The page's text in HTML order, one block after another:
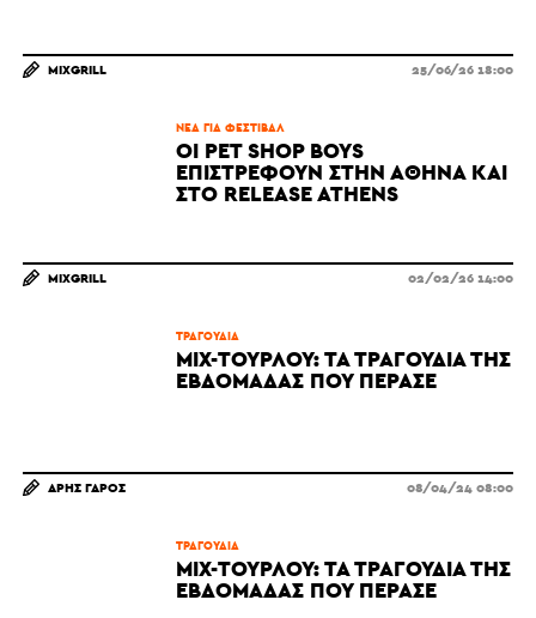
MIXGRILL 25/06/26 18:00
ΝΈΑ ΓΙΑ ΦΕΣΤΙΒΆΛ
ΟΙ PET SHOP BOYS
ΕΠΙΣΤΡΈΦΟΥΝ ΣΤΗΝ ΑΘΉΝΑ ΚΑΙ
ΣΤΟ RELEASE ATHENS
MIXGRILL 02/02/26 14:00
ΤΡΑΓΟΎΔΙΑ
MIX-ΤΟΥΡΛΟΎ: ΤΑ ΤΡΑΓΟΎΔΙΑ ΤΗΣ
ΕΒΔΟΜΆΔΑΣ ΠΟΥ ΠΈΡΑΣΕ
ΆΡΗΣ ΓΆΡΟΣ 08/04/24 08:00
ΤΡΑΓΟΎΔΙΑ
MIX-ΤΟΥΡΛΟΎ: ΤΑ ΤΡΑΓΟΎΔΙΑ ΤΗΣ
ΕΒΔΟΜΆΔΑΣ ΠΟΥ ΠΈΡΑΣΕ